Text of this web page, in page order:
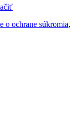
o ochrane súkromia,